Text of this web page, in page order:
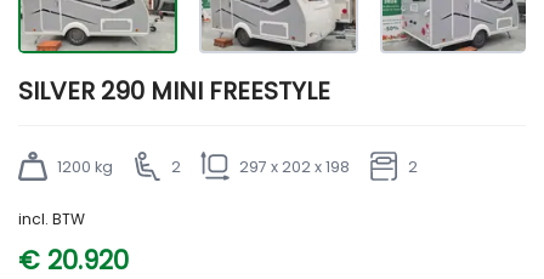
SILVER 290 MINI FREESTYLE
1200 kg 2 297 x 202 x 198 2
incl. BTW
€ 20.920